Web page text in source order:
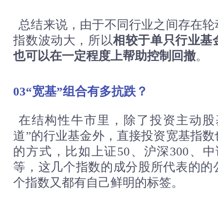
总结来说，由于不同行业之间存在
指数波动大，所以相较于单只行业基
也可以在一定程度上帮助控制回撤。
03“宽基”组合有多抗跌？
在结构性牛市里，除了投资主动
道”的行业基金外，直接投资宽基指
的方式，比如上证50、沪深300、
等，这几个指数的成分股所代表的的
个指数又都有自己鲜明的标签。